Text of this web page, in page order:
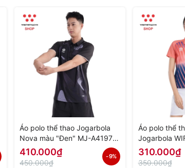
Áo polo thể thao Jogarbola
Nova màu "Đen" MJ-A4197-
02 - Hàng Chính Hãng
410.000₫
450.000₫
- 9%
Áo polo thể
Jogarbola
A4152-02 -
310.000₫
350.000₫